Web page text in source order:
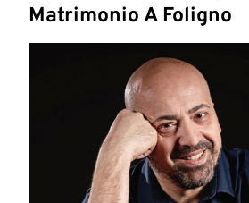
Matrimonio A Foligno